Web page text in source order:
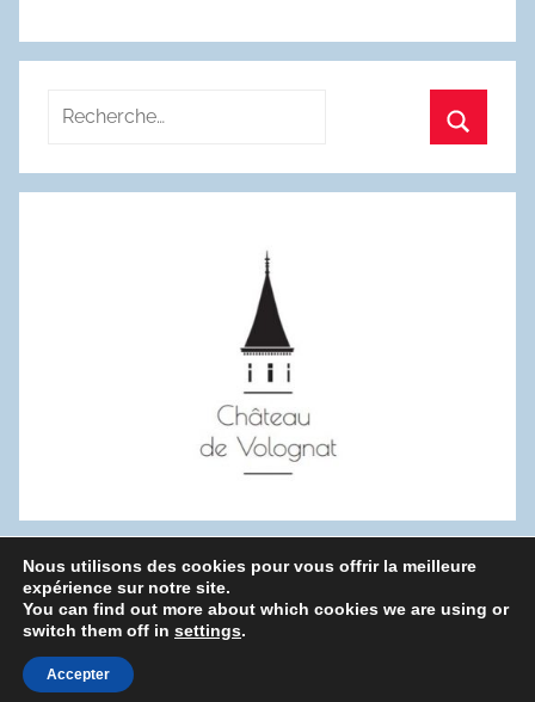
Recherche
:
WordPress Theme: Donovan by ThemeZee.
Politique de confidentialité
Nous utilisons des cookies pour vous offrir la meilleure
expérience sur notre site.
You can find out more about which cookies we are using or
switch them off in settings.
Accepter